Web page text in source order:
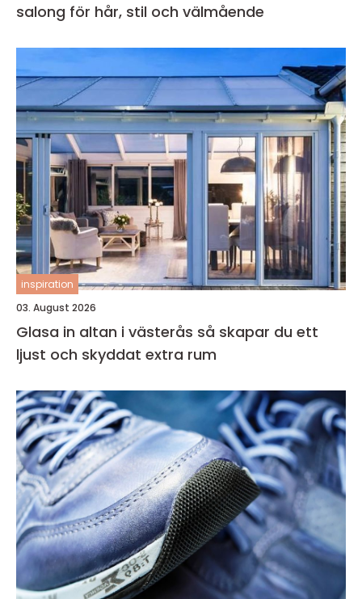
salong för hår, stil och välmående
inspiration
03. August 2026
Glasa in altan i västerås så skapar du ett
ljust och skyddat extra rum